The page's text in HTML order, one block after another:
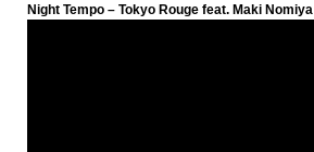
Night Tempo – Tokyo Rouge feat. Maki Nomiya